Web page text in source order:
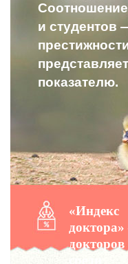
и студентов
показателю.
«Индекс
докторов